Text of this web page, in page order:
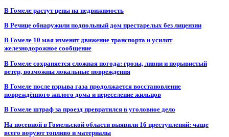
В Гомеле растут цены на недвижимость
В Речице обнаружили подпольный дом престарелых без лицензии
В Гомеле 10 мая изменят движение транспорта и усилят
железнодорожное сообщение
В Гомеле сохраняется сложная погода: грозы, ливни и порывистый
ветер, возможны локальные повреждения
В Гомеле после взрыва газа продолжается восстановление
повреждённого жилого дома и переселение жильцов
В Гомеле штраф за проезд превратился в уголовное дело
На посевной в Гомельской области выявили 16 преступлений: чаще
всего воруют топливо и материалы